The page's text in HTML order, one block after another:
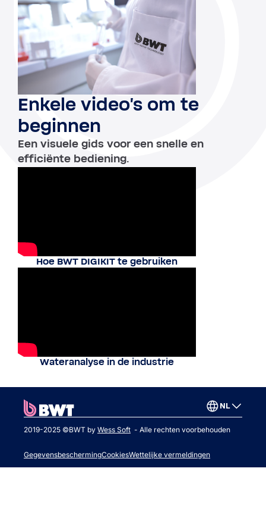
Enkele video's om te
beginnen
Een visuele gids voor een snelle en
efficiënte bediening.
Hoe BWT DIGIKIT te gebruiken
Wateranalyse in de industrie
NL
2019-2025 ©BWT by Wess Soft - Alle rechten voorbehouden
GegevensbeschermingCookiesWettelijke vermeldingen